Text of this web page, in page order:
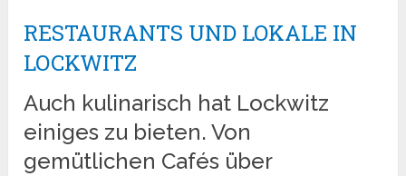
RESTAURANTS UND LOKALE IN
LOCKWITZ
Auch kulinarisch hat Lockwitz
einiges zu bieten. Von
gemütlichen Cafés über